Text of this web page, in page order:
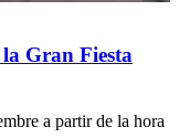
Gran Fiesta
a partir de la hora